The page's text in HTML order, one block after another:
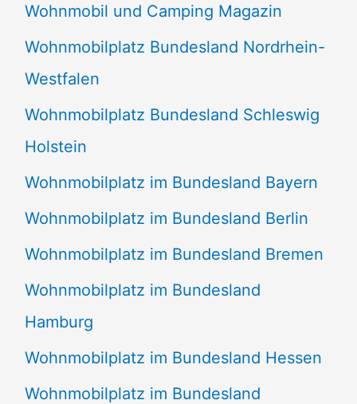
Wohnmobil und Camping Magazin
Wohnmobilplatz Bundesland Nordrhein-
Westfalen
Wohnmobilplatz Bundesland Schleswig
Holstein
Wohnmobilplatz im Bundesland Bayern
Wohnmobilplatz im Bundesland Berlin
Wohnmobilplatz im Bundesland Bremen
Wohnmobilplatz im Bundesland
Hamburg
Wohnmobilplatz im Bundesland Hessen
Wohnmobilplatz im Bundesland